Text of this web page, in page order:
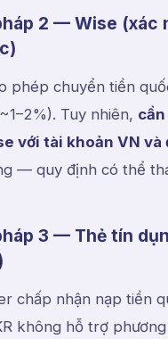
2 — Wise (xác
phép chuyển tiền
Tuy nhiên,
với tài khoản VN và
— quy định có thể
3 — Thẻ tín
chấp nhận nạp tiền
không hỗ trợ